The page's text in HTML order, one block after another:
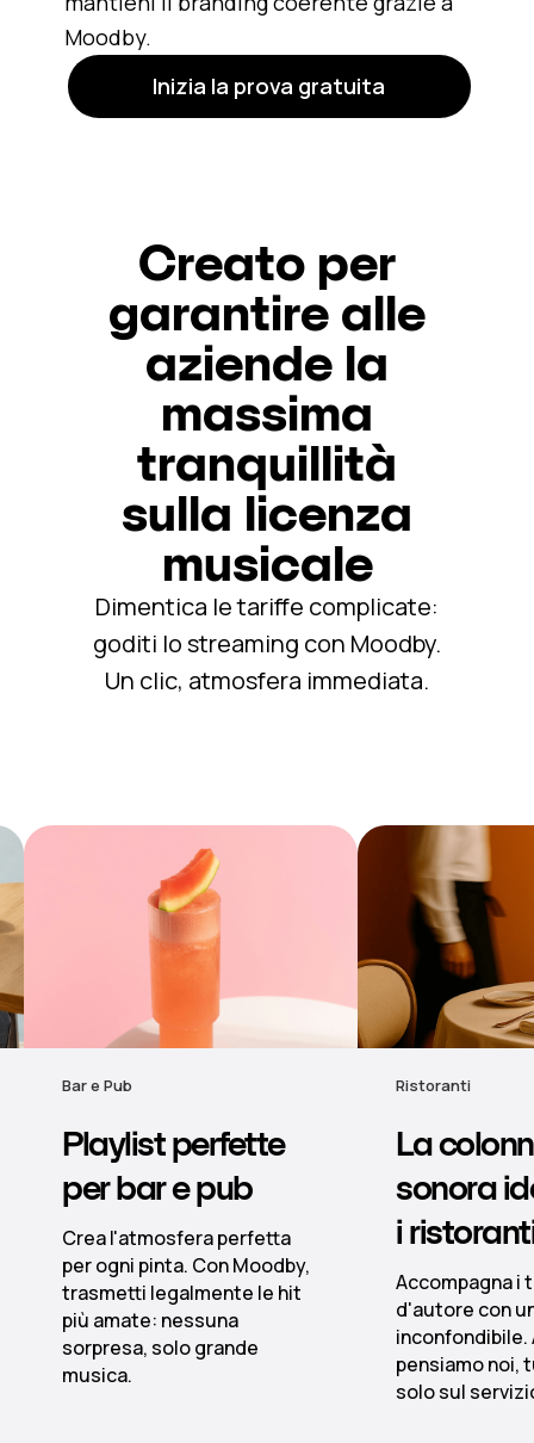
Moodby.
Inizia la prova gratuita
Creato per
garantire alle
aziende la
massima
tranquillità
sulla licenza
musicale
Dimentica le tariffe complicate:
goditi lo streaming con Moodby.
Un clic, atmosfera immediata.
Ristoranti
La colonna
sonora ideale per
i ristoranti
Accompagna i tuoi piatti
d'autore con un sound
inconfondibile. Alle licenze
pensiamo noi, tu concentrati
solo sul servizio.
Hotel
Musica
hotel
Dalla lobby
scenari
grazie a
centralizzate
multizona.